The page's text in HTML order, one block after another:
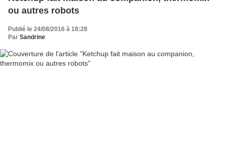
ou autres robots
Publié le 24/08/2016 à 18:28
Par Sandrine